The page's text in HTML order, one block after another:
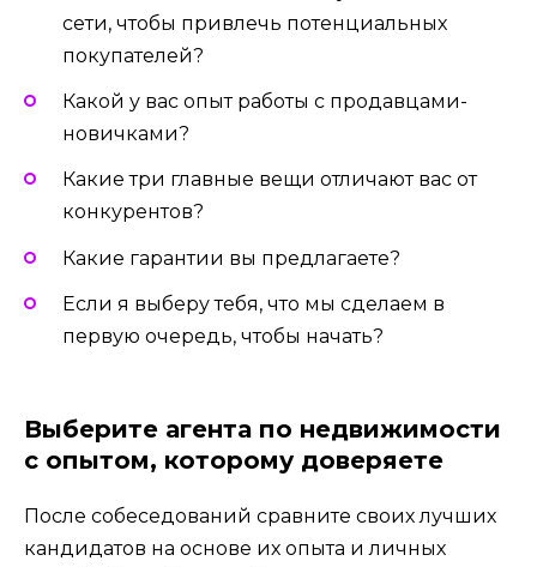
сети, чтобы привлечь потенциальных
покупателей?
Какой у вас опыт работы с продавцами-
новичками?
Какие три главные вещи отличают вас от
конкурентов?
Какие гарантии вы предлагаете?
Если я выберу тебя, что мы сделаем в
первую очередь, чтобы начать?
Выберите агента по недвижимости
с опытом, которому доверяете
После собеседований сравните своих лучших
кандидатов на основе их опыта и личных